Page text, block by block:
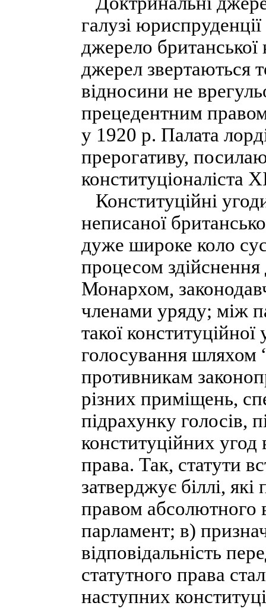
галузі
джерело
джерел звертаються
відносини не
прецедентним
у 1920 р. Палата
прерогативу,
конституціоналіста
Конституційні
неписаної
дуже широке коло
процесом
Монархом,
членами уряду; між
такої
голосування шляхом
противникам
різних приміщень,
підрахунку голосів,
конституційних угод
права. Так, статути
затверджує біллі,
правом абсолютного
парламент; в)
відповідальність
статутного права
наступних